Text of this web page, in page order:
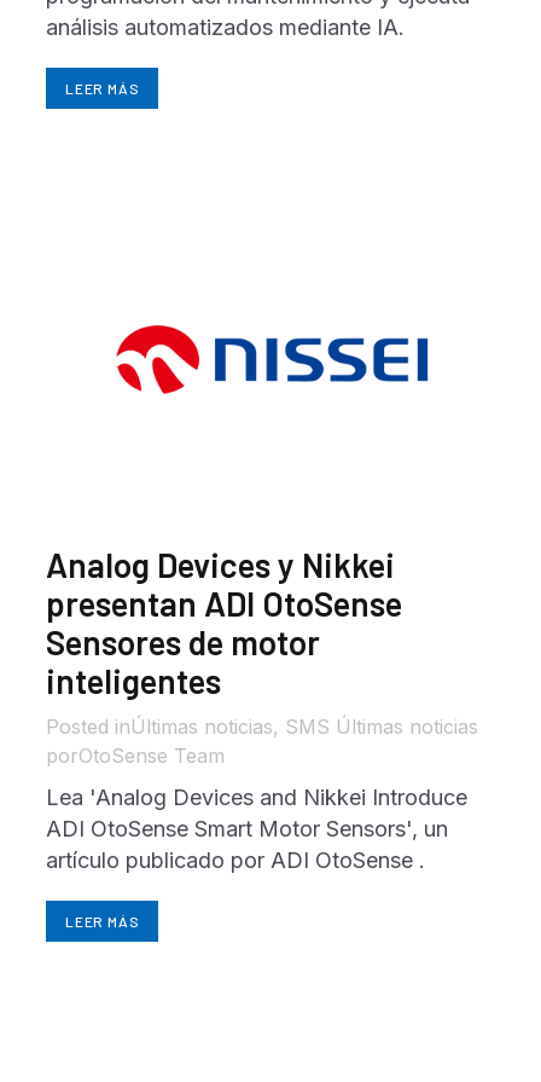
análisis automatizados mediante IA.
LEER MÁS
Analog Devices y Nikkei
presentan ADI OtoSense
Sensores de motor
inteligentes
inÚltimas noticias, SMS Últimas noticias
porOtoSense Team
Lea 'Analog Devices and Nikkei Introduce
ADI OtoSense Smart Motor Sensors', un
artículo publicado por ADI OtoSense .
LEER MÁS